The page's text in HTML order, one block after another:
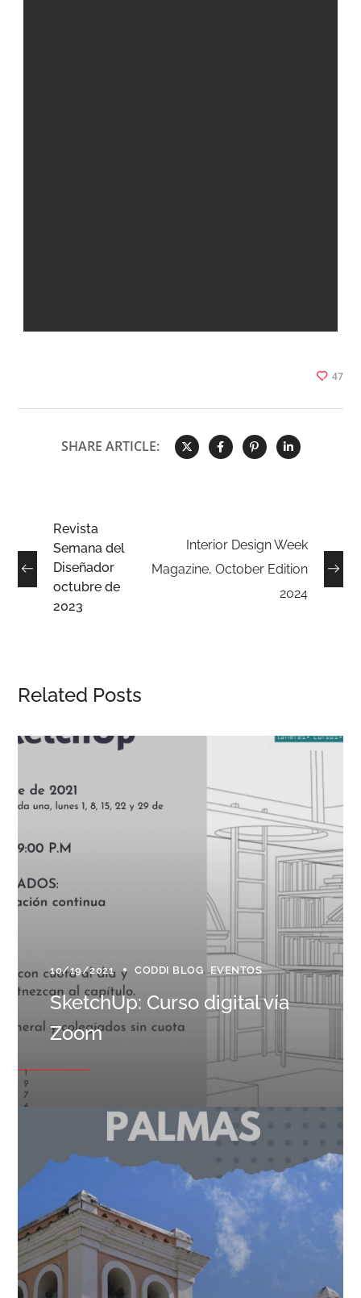
47
SHARE ARTICLE:
Revista
Semana del
Diseñador
octubre de
2023
Interior Design Week
Magazine, October Edition
2024
Related Posts
10/19/2021 CODDI BLOG EVENTOS
SketchUp: Curso digital vía
Zoom